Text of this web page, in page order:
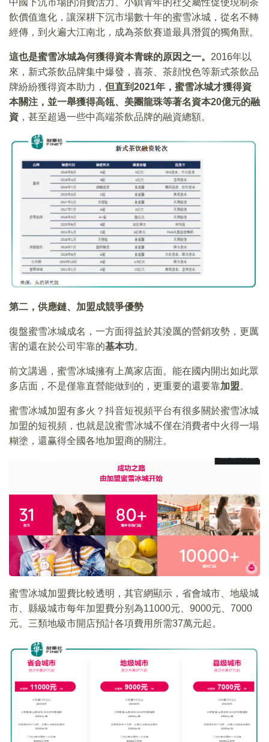
中國下沉市場的消費活力、小鎮青年的社交屬性促使現制茶
飲價值進化，讓深耕下沉市場數十年的蜜雪冰城，從名不轉
經傳，到火遍大江南北，成為茶飲賽道最具潛質的獨角獸。
這也是蜜雪冰城為何獲得資本青睐的原因之一。 2016年以
來，新式茶飲品牌集中爆發，喜茶、茶顔悅色等新式茶飲品
牌紛紛獲得資本助力， 但直到2021年，蜜雪冰城才獲得資
本關注，並一舉獲得高瓴、美團龍珠等著名資本20億元的融
資 ，甚至超過一些中高端茶飲品牌的融資總額。
第二，供應鏈、加盟成競爭優勢
復盤蜜雪冰城成名，一方面得益於其淩厲的營銷攻勢，更厲
害的還在於公司牢靠的基本功。
前文講過，蜜雪冰城擁有上萬家店面。能在國内開出如此眾
多店面，不是僅靠直營能做到的，更重要的還要靠加盟。
蜜雪冰城加盟有多火？抖音短視頻平台有很多關於蜜雪冰城
加盟的短視頻，也就是說蜜雪冰城不僅在消費者中火得一塌
糊塗，還赢得全國各地加盟商的關注。
蜜雪冰城加盟費比較透明，其官網顯示，省會城市、地級城
市、縣級城市每年加盟費分别為11000元、9000元、7000
元。三類地級市開店預計各項費用所需37萬元起。